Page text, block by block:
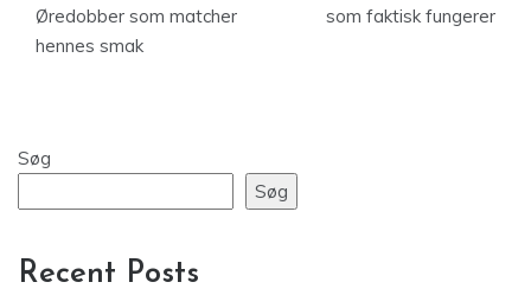
Øredobber som matcher
hennes smak
som faktisk fungerer
Søg
Søg
Recent Posts